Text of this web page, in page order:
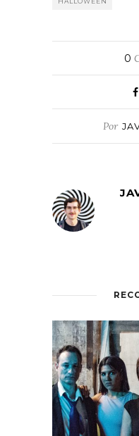
0
Por